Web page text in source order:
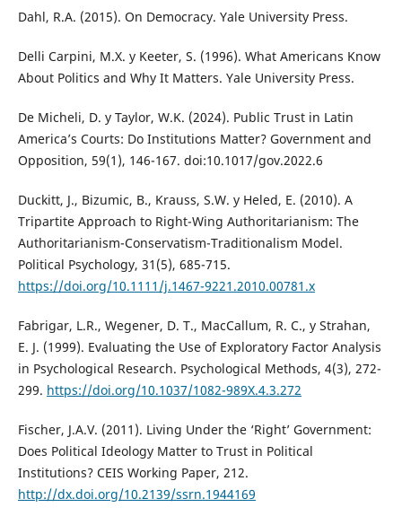
Dahl, R.A. (2015). On Democracy. Yale University Press.
Delli Carpini, M.X. y Keeter, S. (1996). What Americans Know
About Politics and Why It Matters. Yale University Press.
De Micheli, D. y Taylor, W.K. (2024). Public Trust in Latin
America’s Courts: Do Institutions Matter? Government and
Opposition, 59(1), 146-167. doi:10.1017/gov.2022.6
Duckitt, J., Bizumic, B., Krauss, S.W. y Heled, E. (2010). A
Tripartite Approach to Right-Wing Authoritarianism: The
Authoritarianism-Conservatism-Traditionalism Model.
Political Psychology, 31(5), 685-715.
https://doi.org/10.1111/j.1467-9221.2010.00781.x
Fabrigar, L.R., Wegener, D. T., MacCallum, R. C., y Strahan,
E. J. (1999). Evaluating the Use of Exploratory Factor Analysis
in Psychological Research. Psychological Methods, 4(3), 272-
299. https://doi.org/10.1037/1082-989X.4.3.272
Fischer, J.A.V. (2011). Living Under the ‘Right’ Government:
Does Political Ideology Matter to Trust in Political
Institutions? CEIS Working Paper, 212.
http://dx.doi.org/10.2139/ssrn.1944169